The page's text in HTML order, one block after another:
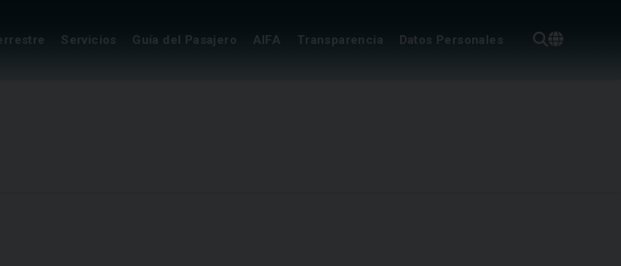
Servicios Guía del Pasajero AIFA Transparencia Datos Personales